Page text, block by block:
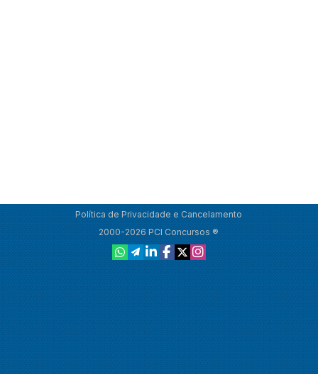
Política de Privacidade e Cancelamento
2000-2026 PCI Concursos ®